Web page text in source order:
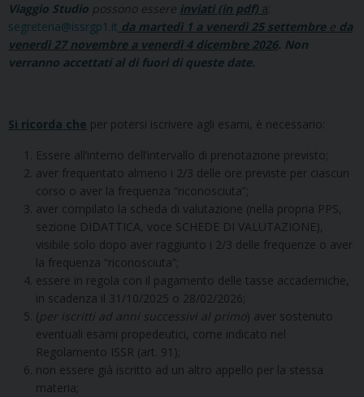
Viaggio Studio possono essere inviati (in pdf) a:
segreteria@issrgp1.it da martedì 1 a venerdì 25 settembre e da
venerdì 27 novembre a venerdì 4 dicembre 2026. Non
verranno accettati al di fuori di queste date.
Si ricorda che per potersi iscrivere agli esami, è necessario:
Essere all’interno dell’intervallo di prenotazione previsto;
aver frequentato almeno i 2/3 delle ore previste per ciascun
corso o aver la frequenza “riconosciuta”;
aver compilato la scheda di valutazione (nella propria PPS,
sezione DIDATTICA, voce SCHEDE DI VALUTAZIONE),
visibile solo dopo aver raggiunto i 2/3 delle frequenze o aver
la frequenza “riconosciuta”;
essere in regola con il pagamento delle tasse accademiche,
in scadenza il 31/10/2025 o 28/02/2026;
(per iscritti ad anni successivi al primo) aver sostenuto
eventuali esami propedeutici, come indicato nel
Regolamento ISSR (art. 91);
non essere già iscritto ad un altro appello per la stessa
materia;